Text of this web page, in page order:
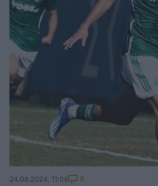
24.06.2024, 11:06 8